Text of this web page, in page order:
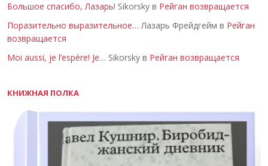
Большое спасибо, Лазарь! Sikorsky в Рейган возвращается
Поразительно выразительное… Лазарь Фрейдгейм в Рейган
возвращается
Moi aussi, je l’espère! Je… Sikorsky в Рейган возвращается
КНИЖНАЯ ПОЛКА